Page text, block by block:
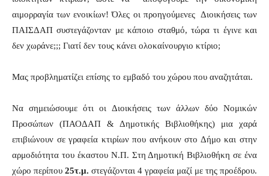
αιμορραγία των ενοικίων! Όλες οι προηγούμενες Διοικήσεις των
ΠΑΙΣΔΑΠ συστεγάζονταν με κάποιο σταθμό, τώρα τι έγινε και
δεν χωράνε;;; Γιατί δεν τους κάνει ολοκαίνουργιο κτίριο;
Μας προβληματίζει επίσης το εμβαδό του χώρου που αναζητάται.
Να σημειώσουμε ότι οι Διοικήσεις των άλλων δύο Νομικών
Προσώπων (ΠΑΟΔΑΠ & Δημοτικής Βιβλιοθήκης) μια χαρά
επιβιώνουν σε γραφεία κτιρίων που ανήκουν στο Δήμο και στην
αρμοδιότητα του έκαστου Ν.Π. Στη Δημοτική Βιβλιοθήκη σε ένα
χώρο περίπου 25τ.μ. στεγάζονται 4 γραφεία μαζί με της προέδρου.